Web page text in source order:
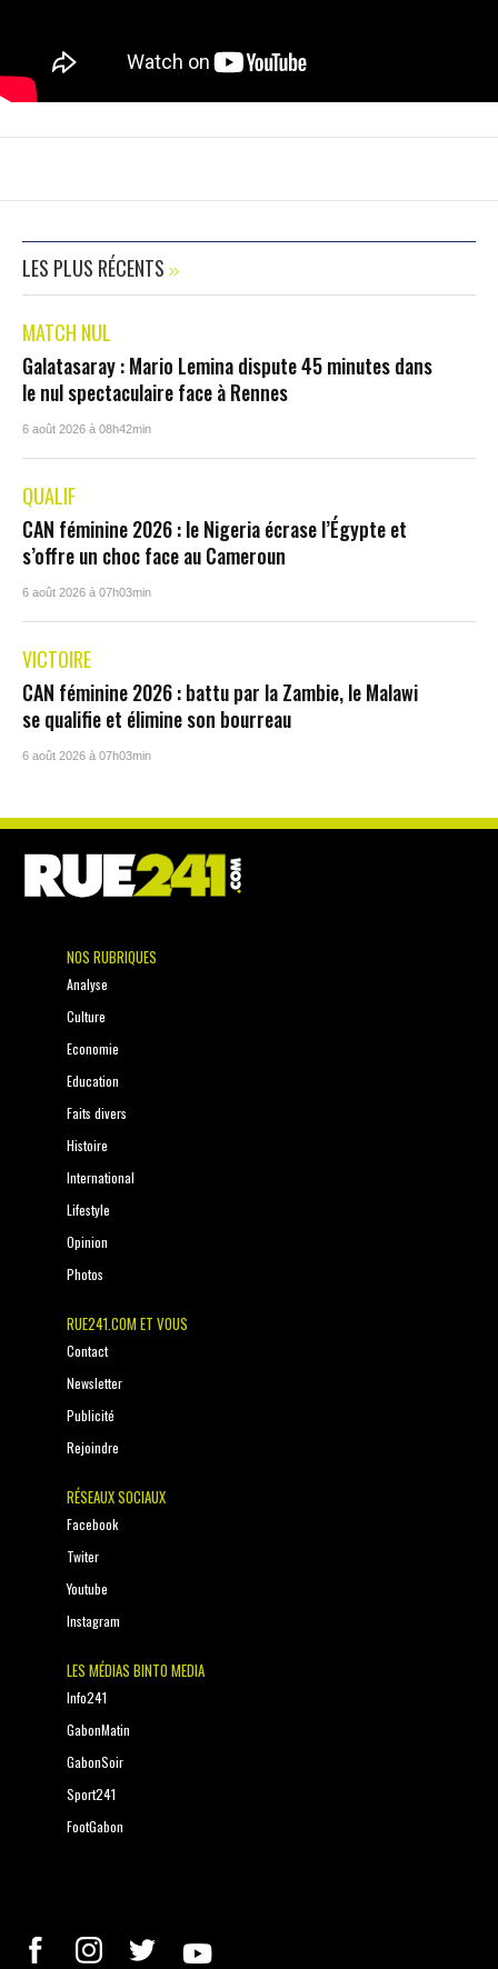
LES PLUS RÉCENTS
MATCH NUL
Galatasaray : Mario Lemina dispute 45 minutes dans
le nul spectaculaire face à Rennes
6 août 2026 à 08h42min
QUALIF
CAN féminine 2026 : le Nigeria écrase l’Égypte et
s’offre un choc face au Cameroun
6 août 2026 à 07h03min
VICTOIRE
CAN féminine 2026 : battu par la Zambie, le Malawi
se qualifie et élimine son bourreau
6 août 2026 à 07h03min
NOS RUBRIQUES
Analyse
Culture
Economie
Education
Faits divers
Histoire
International
Lifestyle
Opinion
Photos
RUE241.COM ET VOUS
Contact
Newsletter
Publicité
Rejoindre
RÉSEAUX SOCIAUX
Facebook
Twiter
Youtube
Instagram
LES MÉDIAS BINTO MEDIA
Info241
GabonMatin
GabonSoir
Sport241
FootGabon